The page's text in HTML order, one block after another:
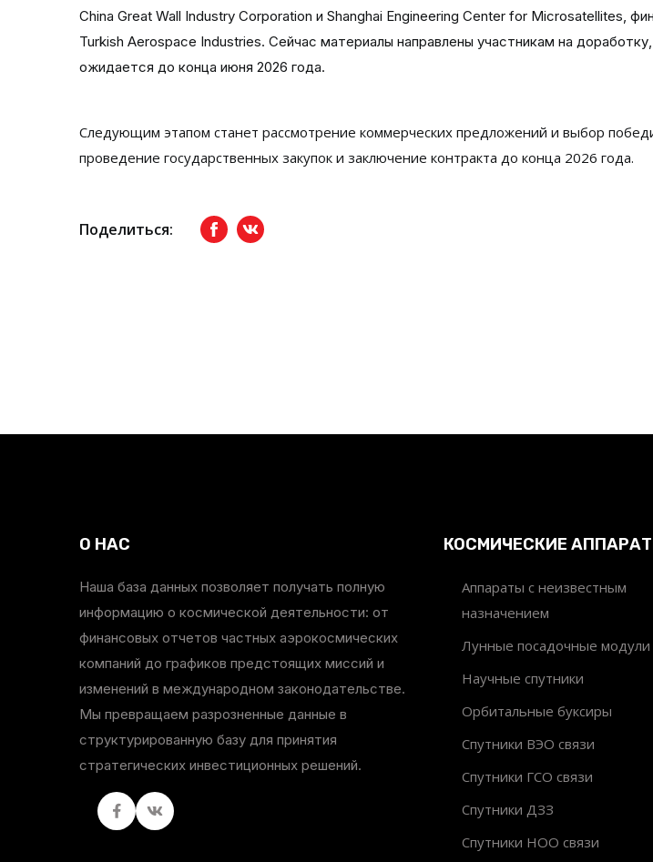
China Great Wall Industry Corporation и Shanghai Engineering Center for Microsatellites,
Turkish Aerospace Industries. Сейчас материалы направлены участникам на
ожидается до конца июня 2026 года.
Следующим этапом станет рассмотрение коммерческих предложений и выбор
проведение государственных закупок и заключение контракта до конца 2026 года.
Поделиться: FacebookвКонтакте
О НАС
Наша база данных позволяет получать полную
информацию о космической деятельности: от
финансовых отчетов частных аэрокосмических
компаний до графиков предстоящих миссий и
изменений в международном законодательстве.
Мы превращаем разрозненные данные в
структурированную базу для принятия
стратегических инвестиционных решений.
FacebookвКонтакте
КОСМИЧЕСКИЕ
Аппараты с неизвестным
назначением
Лунные посадочные модули
Научные спутники
Орбитальные буксиры
Спутники ВЭО связи
Спутники ГСО связи
Спутники ДЗЗ
Спутники НОО связи